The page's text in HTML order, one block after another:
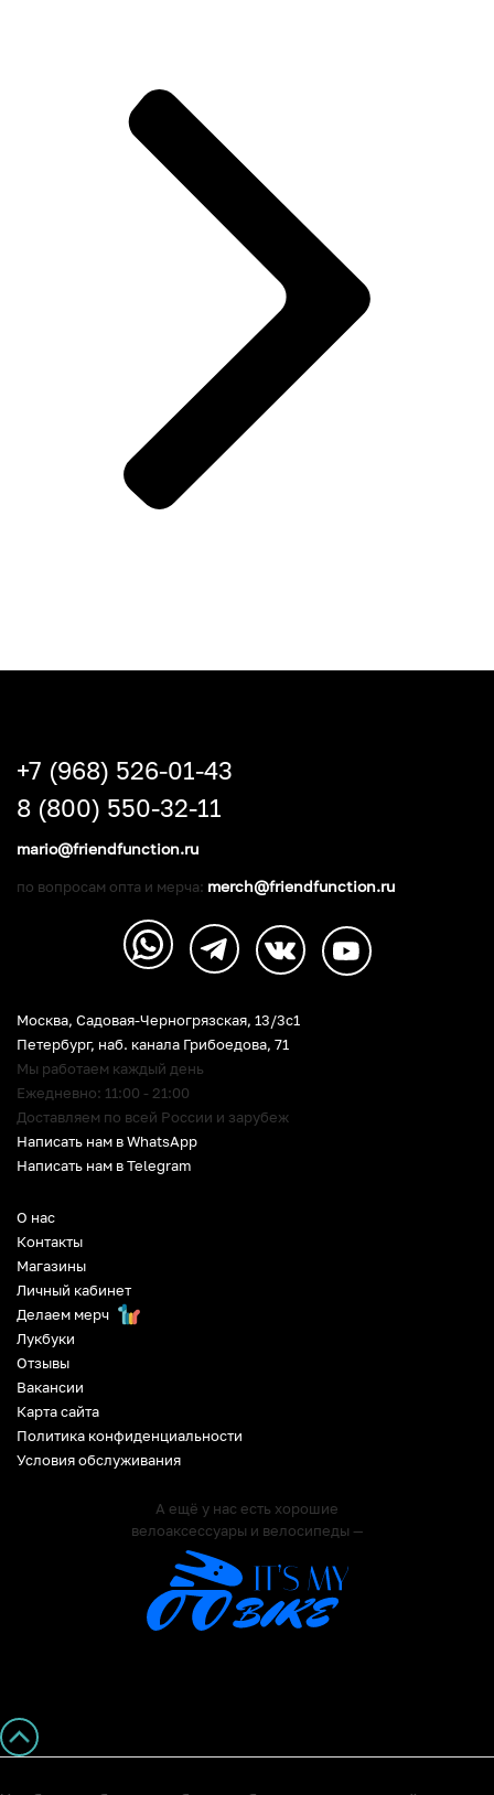
О нас
Контакты
Магазины
Личный кабинет
Делаем мерч
Лукбуки
Отзывы
Вакансии
Карта сайта
Политика конфиденциальности
Условия обслуживания
А ещё у нас есть хорошие
велоаксессуары и велосипеды —
Москва, Садовая-Черногрязская, 13/3c1
Петербург, наб. канала Грибоедова, 71
Мы работаем каждый день
Ежедневно: 11:00 - 21:00
Доставляем по всей России и зарубеж
Написать нам в WhatsApp
Написать нам в Telegram
+7 (968) 526-01-43
8 (800) 550-32-11
mario@friendfunction.ru
по вопросам опта и мерча: merch@friendfunction.ru